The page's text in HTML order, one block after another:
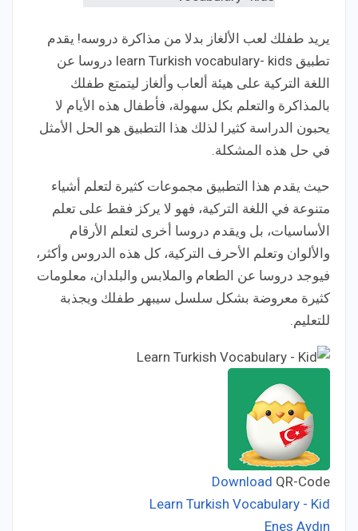
يريد طفلك لعب الألغاز بدلا من مذاكرة دروسه! يقدم
تطبيق learn Turkish vocabulary- kids دروسا عن
اللغة التركية على هيئة ألعاب وألغاز ليتمتع طفلك
بالمذاكرة والتعلم بكل سهولة، فأطفال هذه الأيام لا
يحبون الدراسة كثيرا لذلك هذا التطبيق هو الحل الأمثل
في حل هذه المشكلة.
حيث يقدم هذا التطبيق مجموعات كثيرة لتعلم أشياء
متنوعة في اللغة التركية، فهو لا يركز فقط على تعلم
الأساسيات، بل ويقدم دروسا أخرى لتعلم الأرقام
والألوان وتعلم الأحرف التركية، كل هذه الدروس وأكثر،
فيوجد دروسا عن الطعام والملابس والبلدان، معلومات
كثيرة معروضة بشكل سلسل سيبهر طفلك ويجذبة
للتعليم.
Download QR-Code
Learn Turkish Vocabulary - Kid
Enes Aydın